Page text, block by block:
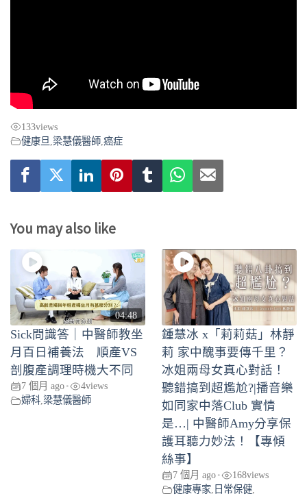
133views
健康旦 梁慧儀醫師 癌症
You may also like
04:48
Sick問識答｜中醫師教坐
月百日補養法 順產VS
剖腹產調理時機大不同
7 個月 ago • 4views
婦科 梁慧儀醫師
鍾慧冰 x「莉莉菇」林靜
莉 家中醜事要傳千里？
冰姐兩母女真心對話！
聽錯搞到超尷尬?|播音樂
如同家中落Club 實情
是…| 中醫師Amy分享保
護耳聽力妙法！【專傾
絲事】
7 個月 ago • 168views
健康專家 日常保健